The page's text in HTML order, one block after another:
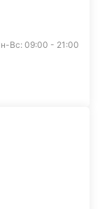
Вс: 09:00 - 21:00